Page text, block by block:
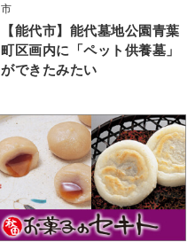
市
【能代市】能代墓地公園青葉
町区画内に「ペット供養墓」
ができたみたい